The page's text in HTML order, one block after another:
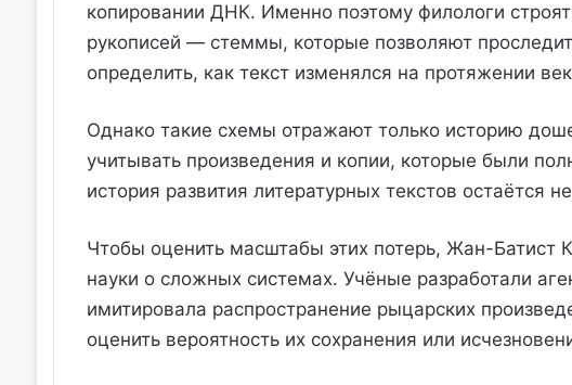
копировании ДНК. Именно поэтому филологи
рукописей — стеммы, которые позволяют
определить, как текст изменялся на протяжении
Однако такие схемы отражают только историю
учитывать произведения и копии, которые были
история развития литературных текстов остаётся
Чтобы оценить масштабы этих потерь, Жан-Батист
науки о сложных системах. Учёные разработали
имитировала распространение рыцарских
оценить вероятность их сохранения или